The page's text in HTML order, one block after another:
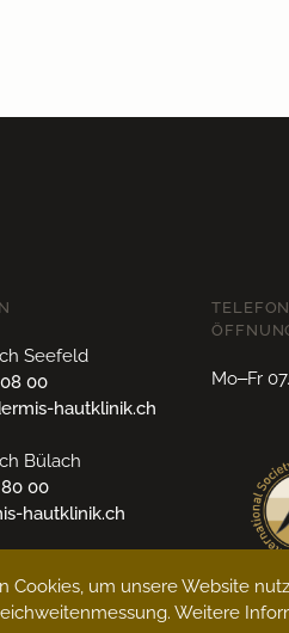
Seefeld
00
hautklinik.ch
Bülach
80 00
hautklinik.ch
85
hautklinik.ch
Mo–Fr
Cookies, um unsere Website
Weitere